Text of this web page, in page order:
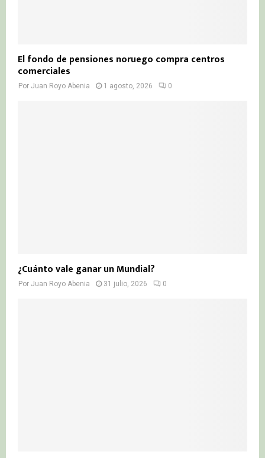
El fondo de pensiones noruego compra centros
comerciales
Por Juan Royo Abenia 1 agosto, 2026 0
¿Cuánto vale ganar un Mundial?
Por Juan Royo Abenia 31 julio, 2026 0